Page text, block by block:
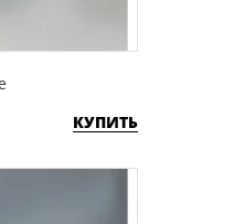
КУПИТЬ